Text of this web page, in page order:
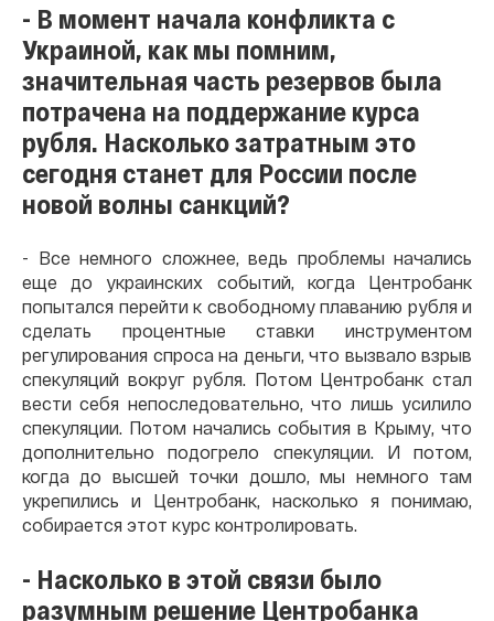
- В момент начала конфликта с
Украиной, как мы помним,
значительная часть резервов была
потрачена на поддержание курса
рубля. Насколько затратным это
сегодня станет для России после
новой волны санкций?
- Все немного сложнее, ведь проблемы начались
еще до украинских событий, когда Центробанк
попытался перейти к свободному плаванию рубля и
сделать процентные ставки инструментом
регулирования спроса на деньги, что вызвало взрыв
спекуляций вокруг рубля. Потом Центробанк стал
вести себя непоследовательно, что лишь усилило
спекуляции. Потом начались события в Крыму, что
дополнительно подогрело спекуляции. И потом,
когда до высшей точки дошло, мы немного там
укрепились и Центробанк, насколько я понимаю,
собирается этот курс контролировать.
- Насколько в этой связи было
разумным решение Центробанка